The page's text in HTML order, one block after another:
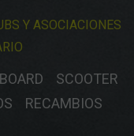
Y ASOCIACIONES
SCOOTER
RECAMBIOS